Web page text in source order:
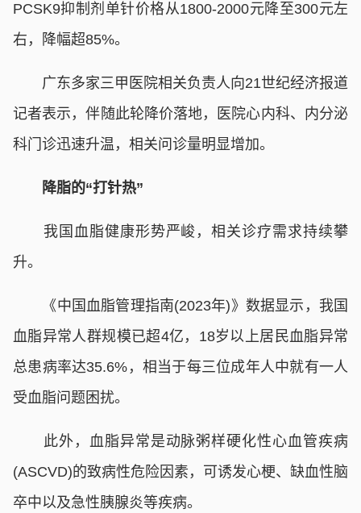
PCSK9抑制剂单针价格从1800-2000元降至300元左
右，降幅超85%。
广东多家三甲医院相关负责人向21世纪经济报道
记者表示，伴随此轮降价落地，医院心内科、内分泌
科门诊迅速升温，相关问诊量明显增加。
降脂的“打针热”
我国血脂健康形势严峻，相关诊疗需求持续攀
升。
《中国血脂管理指南(2023年)》数据显示，我国
血脂异常人群规模已超4亿，18岁以上居民血脂异常
总患病率达35.6%，相当于每三位成年人中就有一人
受血脂问题困扰。
此外，血脂异常是动脉粥样硬化性心血管疾病
(ASCVD)的致病性危险因素，可诱发心梗、缺血性脑
卒中以及急性胰腺炎等疾病。